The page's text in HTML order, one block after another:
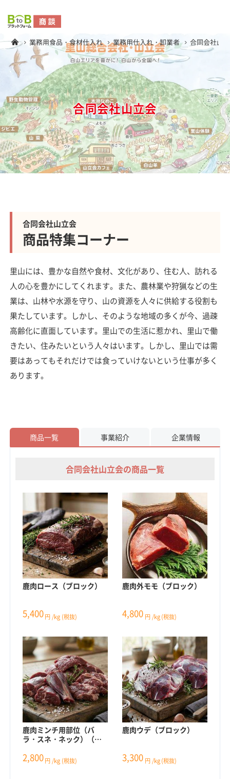
業務用食品・食材仕入れ 業務用仕入れ・卸業者 合同会社山
合同会社山立会
合同会社山立会
商品特集コーナー
里山には、豊かな自然や食材、文化があり、住む人、訪れる
人の心を豊かにしてくれます。また、農林業や狩猟などの生
業は、山林や水源を守り、山の資源を人々に供給する役割も
果たしています。しかし、そのような地域の多くが今、過疎
高齢化に直面しています。里山での生活に惹かれ、里山で働
きたい、住みたいという人々はいます。しかし、里山では需
要はあってもそれだけでは食っていけないという仕事が多く
あります。
商品一覧 事業紹介 企業情報
合同会社山立会の商品一覧
鹿肉ロース（ブロック）
5,400 円 /kg (税抜)
鹿肉外モモ（ブロック）
4,800 円 /kg (税抜)
鹿肉ミンチ用部位（バ
ラ・スネ・ネック）（ブ
2,800 円 /kg (税抜)
鹿肉ウデ（ブロック）
3,300 円 /kg (税抜)